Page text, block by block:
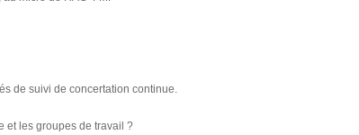
de suivi de concertation continue.
et les groupes de travail ?